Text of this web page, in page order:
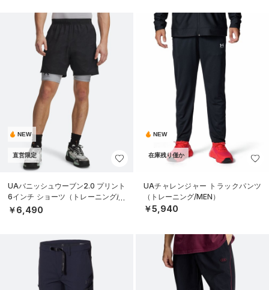
NEW
直営限定
UAバニッシュウーブン2.0 プリント
6インチ ショーツ（トレーニング/M
EN）
￥6,490
NEW
在庫残り僅か
UAチャレンジャー トラックパンツ
（トレーニング/MEN）
￥5,940